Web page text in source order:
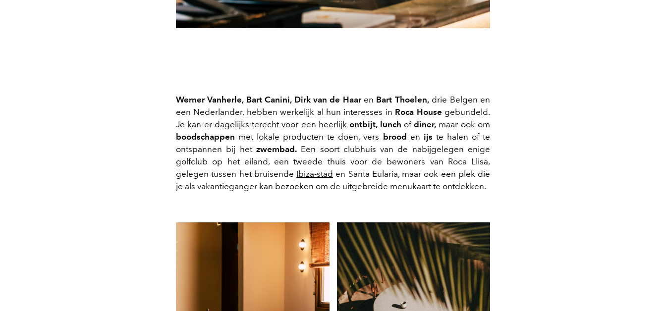
Werner Vanherle, Bart Canini, Dirk van de Haaren Bart Thoelen,drie Belgen en
een Nederlander, hebben werkelijk al hun interesses in Roca House gebundeld.
Je kan er dagelijks terecht voor een heerlijkontbijt, lunch ofdiner, maar ook om
boodschappen met lokale producten te doen, vers brood en ijs te halen of te
ontspannen bij het zwembad.Een soort clubhuis van de nabijgelegen enige
golfclub op het eiland, een tweede thuis voor de bewoners van Roca Llisa,
gelegen tussen het bruisende Ibiza-stad en Santa Eularia, maar ook een plek die
je als vakantieganger kan bezoeken om de uitgebreide menukaart te ontdekken.